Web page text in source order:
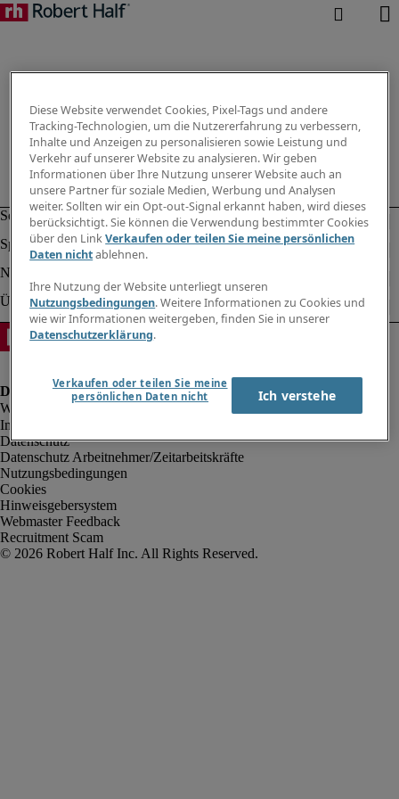
Impressum
Datenschutz
Datenschutz Arbeitnehmer/Zeitarbeitskräfte
Nutzungsbedingungen
Cookies
Hinweisgebersystem
Webmaster Feedback
Recruitment Scam
Diese Website verwendet Cookies, Pixel-Tags und andere
Tracking-Technologien, um die Nutzererfahrung zu verbessern,
Inhalte und Anzeigen zu personalisieren sowie Leistung und
Verkehr auf unserer Website zu analysieren. Wir geben
Informationen über Ihre Nutzung unserer Website auch an
unsere Partner für soziale Medien, Werbung und Analysen
weiter. Sollten wir ein Opt-out-Signal erkannt haben, wird dieses
berücksichtigt. Sie können die Verwendung bestimmter Cookies
über den LinkVerkaufen oder teilen Sie meine persönlichen
Daten nichtablehnen.
Ihre Nutzung der Website unterliegt unseren
Nutzungsbedingungen. Weitere Informationen zu Cookies und
wie wir Informationen weitergeben, finden Sie in unserer
Datenschutzerklärung.
Verkaufen oder teilen Sie meine
persönlichen Daten nicht
Ich verstehe